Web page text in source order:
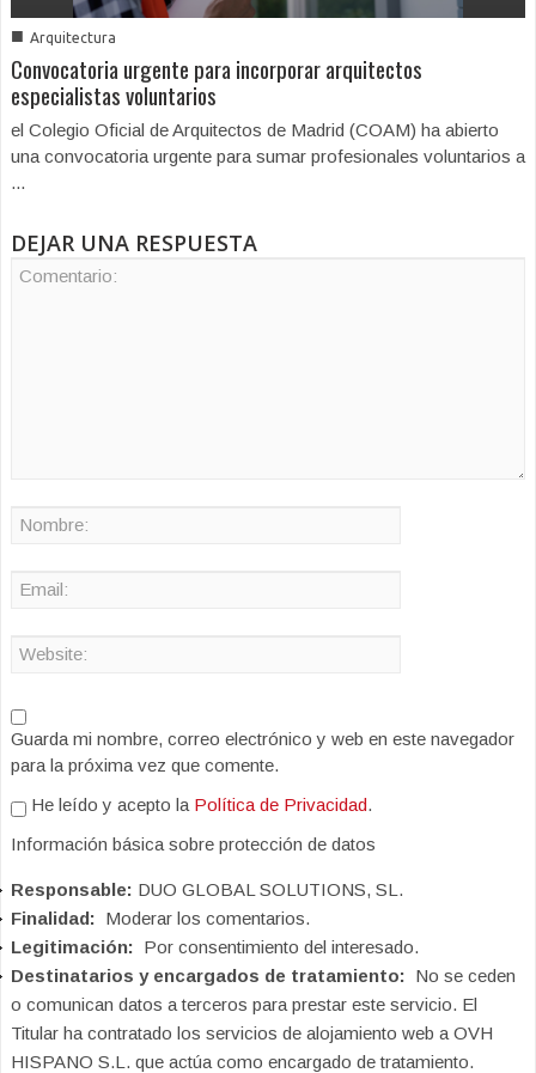
■ Arquitectura
Convocatoria urgente para incorporar arquitectos
especialistas voluntarios
el Colegio Oficial de Arquitectos de Madrid (COAM) ha abierto
una convocatoria urgente para sumar profesionales voluntarios a
...
DEJAR UNA RESPUESTA
Guarda mi nombre, correo electrónico y web en este navegador
para la próxima vez que comente.
He leído y acepto la Política de Privacidad.
Información básica sobre protección de datos
Responsable: DUO GLOBAL SOLUTIONS, SL.
Finalidad: Moderar los comentarios.
Legitimación: Por consentimiento del interesado.
Destinatarios y encargados de tratamiento: No se ceden
o comunican datos a terceros para prestar este servicio. El
Titular ha contratado los servicios de alojamiento web a OVH
HISPANO S.L. que actúa como encargado de tratamiento.